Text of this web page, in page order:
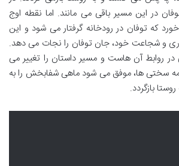
در این مسیر باقی می مانند. اما نقطه اوج
که توفان در رودخانه گرفتار می شود و این
و شجاعت خود، جان توفان را نجات می دهد.
روابط آن هاست و مسیر داستان را تغییر می
سختی ها، موفق می شود ماهی شفابخش را به
بازگردد.